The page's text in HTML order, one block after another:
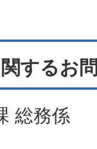
するお
総務係